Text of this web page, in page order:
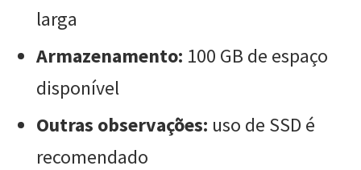
larga
Armazenamento: 100 GB de espaço
disponível
Outras observações: uso de SSD é
recomendado